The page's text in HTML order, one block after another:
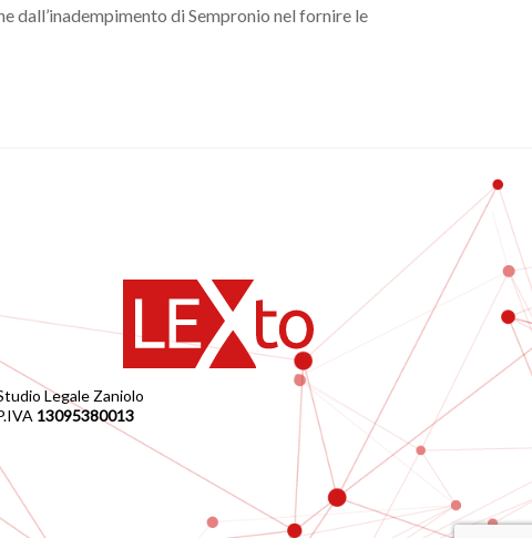
dall’inadempimento di Sempronio nel fornire le
Legale Zaniolo
13095380013